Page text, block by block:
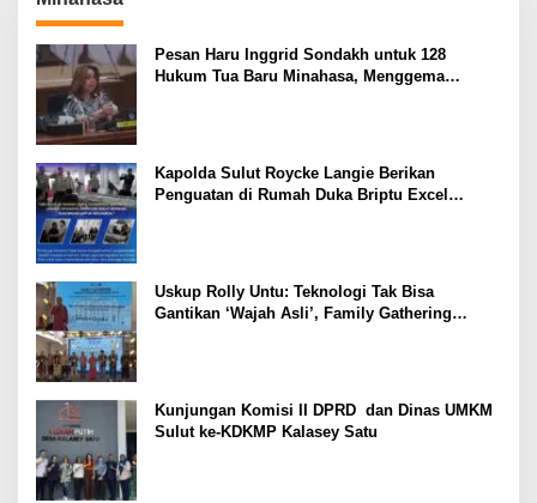
Pesan Haru Inggrid Sondakh untuk 128
Hukum Tua Baru Minahasa, Menggema
Kapolda Sulut Roycke Langie Berikan
Penguatan di Rumah Duka Briptu Excel
Uskup Rolly Untu: Teknologi Tak Bisa
Gantikan ‘Wajah Asli’, Family Gathering
Kunjungan Komisi II DPRD dan Dinas UMKM
Sulut ke-KDKMP Kalasey Satu